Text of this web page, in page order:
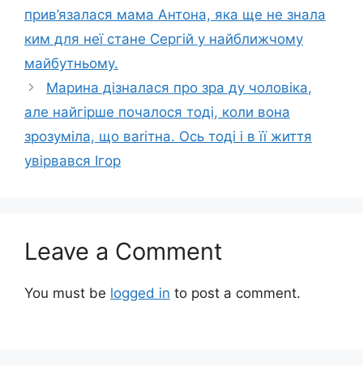
прив’язалася мама Антона, яка ще не знала
ким для неї стане Сергій у найближчому
майбутньому.
Марина дізналася про зра ду чоловіка,
але найгірше почалося тоді, коли вона
зрозуміла, що ваrітна. Ось тоді і в її життя
увірвався Ігор
Leave a Comment
You must be logged in to post a comment.